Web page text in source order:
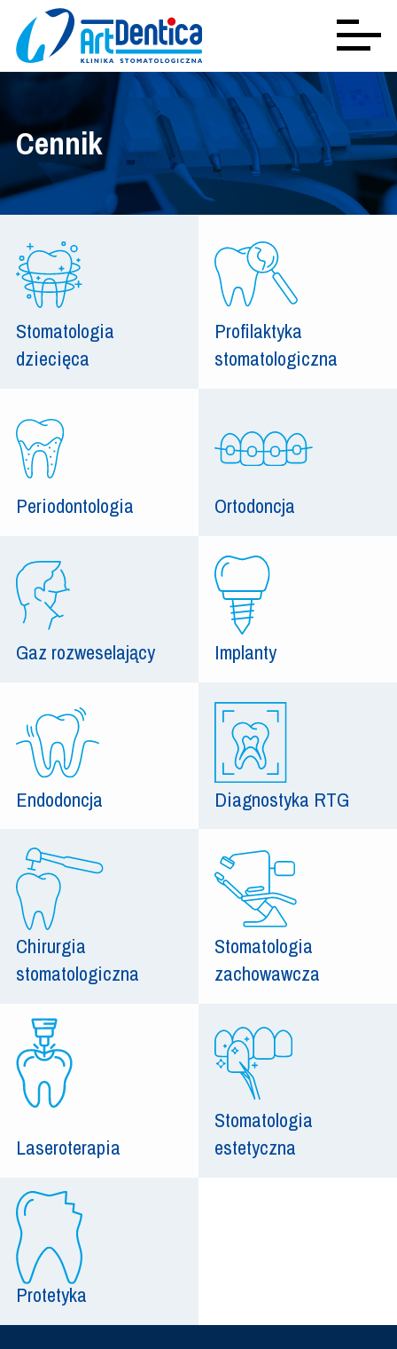
Cennik
Stomatologia
dziecięca
Profilaktyka
stomatologiczna
Periodontologia Ortodoncja
Gaz rozweselający Implanty
Endodoncja Diagnostyka RTG
Chirurgia
stomatologiczna
Stomatologia
zachowawcza
Laseroterapia
Stomatologia
estetyczna
Protetyka